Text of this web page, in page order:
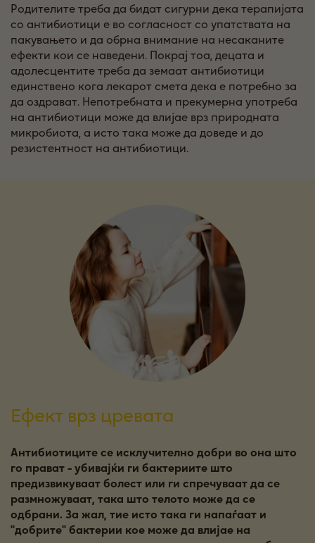
Родителите треба да бидат сигурни дека терапијата
со антибиотици е во согласност со упатствата на
пакувањето и да обрна внимание на несаканите
ефекти кои се наведени. Покрај тоа, децата и
адолесцентите треба да земаат антибиотици
единствено кога лекарот смета дека е потребно за
да оздрават. Непотребната и прекумерна употреба
на антибиотици може да влијае врз природната
микробиота, а исто така може да доведе и до
резистентност на антибиотици.
Ефект врз цревата
Антибиотиците се исклучително добри во она што
го прават - убивајќи ги бактериите што
предизвикуваат болест или ги спречуваат да се
размножуваат, така што телото може да се
одбрани. За жал, тие исто така ги напаѓаат и
''добрите'' бактерии кое може да влијае на